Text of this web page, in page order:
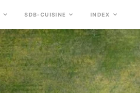
SDB-CUISINE INDEX